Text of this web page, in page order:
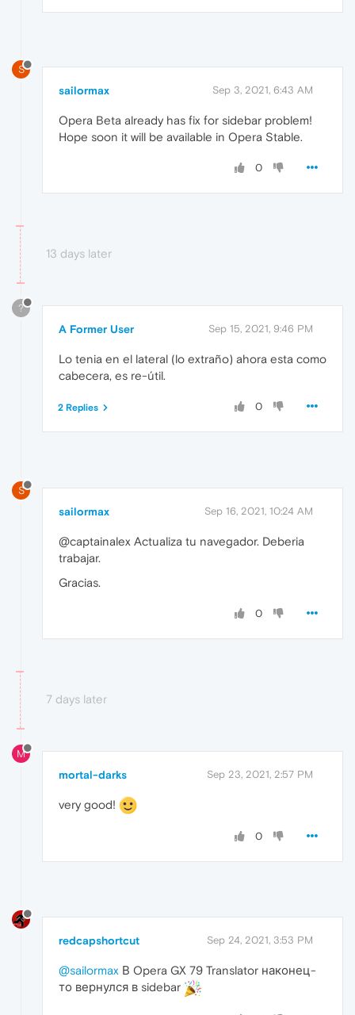
S
sailormax Sep 3, 2021, 6:43 AM
Opera Beta already has fix for sidebar problem!
Hope soon it will be available in Opera Stable.
0
13 days later
?
A Former User Sep 15, 2021, 9:46 PM
Lo tenia en el lateral (lo extraño) ahora esta como
cabecera, es re-útil.
0
2 Replies
S
sailormax Sep 16, 2021, 10:24 AM
@captainalex Actualiza tu navegador. Deberia
trabajar.
Gracias.
0
7 days later
M
mortal-darks Sep 23, 2021, 2:57 PM
very good!
0
redcapshortcut Sep 24, 2021, 3:53 PM
@sailormax В Opera GX 79 Translator наконец-
то вернулся в sidebar